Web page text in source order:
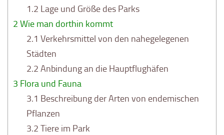
1.2 Lage und Größe des Parks
2 Wie man dorthin kommt
2.1 Verkehrsmittel von den nahegelegenen
Städten
2.2 Anbindung an die Hauptflughäfen
3 Flora und Fauna
3.1 Beschreibung der Arten von endemischen
Pflanzen
3.2 Tiere im Park